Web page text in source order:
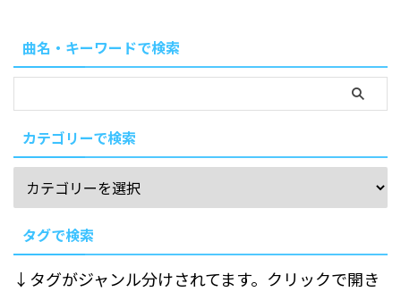
曲名・キーワードで検索
カテゴリーで検索
タグで検索
↓タグがジャンル分けされてます。クリックで開き